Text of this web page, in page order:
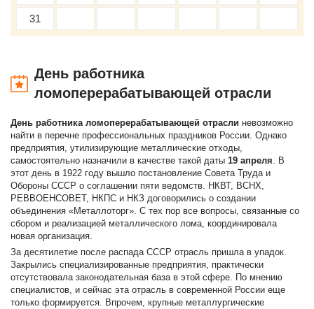
31
День работника
ломоперерабатывающей отрасли
День работника ломоперерабатывающей отрасли невозможно
найти в перечне профессиональных праздников России. Однако
предприятия, утилизирующие металлические отходы,
самостоятельно назначили в качестве такой даты 19 апреля. В
этот день в 1922 году вышло постановление Совета Труда и
Обороны СССР о соглашении пяти ведомств. НКВТ, ВСНХ,
РЕВВОЕНСОВЕТ, НКПС и НКЗ договорились о создании
объединения «Металлоторг». С тех пор все вопросы, связанные со
сбором и реализацией металлического лома, координировала
новая организация.
За десятилетие после распада СССР отрасль пришла в упадок.
Закрылись специализированные предприятия, практически
отсутствовала законодательная база в этой сфере. По мнению
специалистов, и сейчас эта отрасль в современной России еще
только формируется. Впрочем, крупные металлургические